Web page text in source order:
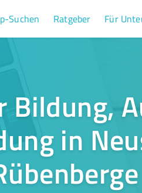
Suchen Ratgeber Für
Bildung,
in